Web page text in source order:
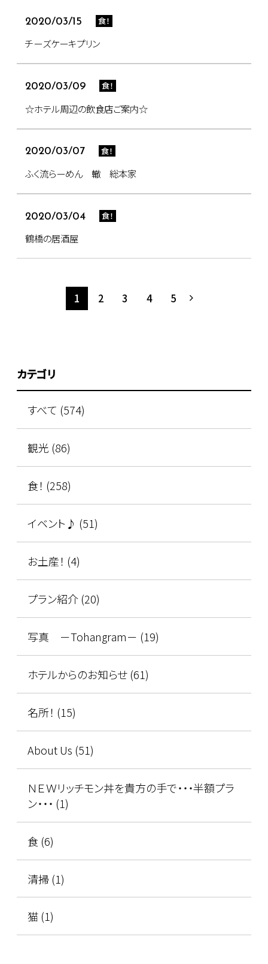
2020/03/15 食！
チーズケーキプリン
2020/03/09 食！
☆ホテル周辺の飲食店ご案内☆
2020/03/07 食！
ふく流らーめん 轍 総本家
2020/03/04 食！
鶴橋の居酒屋
1 2 3 4 5
カテゴリ
すべて (574)
観光 (86)
食！ (258)
イベント♪ (51)
お土産！ (4)
プラン紹介 (20)
写真 －Tohangram－ (19)
ホテルからのお知らせ (61)
名所！ (15)
About Us (51)
ＮＥＷリッチモン丼を貴方の手で・・・半額プラ
ン・・・ (1)
食 (6)
清掃 (1)
猫 (1)